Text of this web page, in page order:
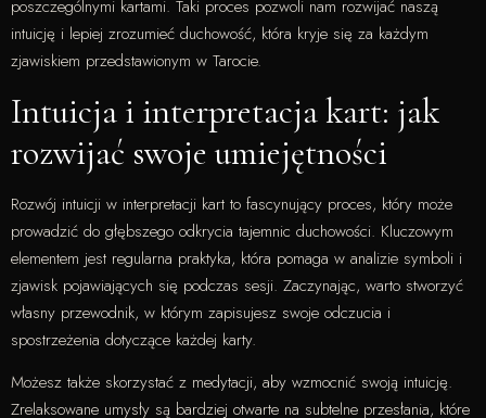
poszczególnymi kartami. Taki proces pozwoli nam rozwijać naszą
intuicję i lepiej zrozumieć duchowość, która kryje się za każdym
zjawiskiem przedstawionym w Tarocie.
Intuicja i interpretacja kart: jak
rozwijać swoje umiejętności
Rozwój intuicji w interpretacji kart to fascynujący proces, który może
prowadzić do głębszego odkrycia tajemnic duchowości. Kluczowym
elementem jest regularna praktyka, która pomaga w analizie symboli i
zjawisk pojawiających się podczas sesji. Zaczynając, warto stworzyć
własny przewodnik, w którym zapisujesz swoje odczucia i
spostrzeżenia dotyczące każdej karty.
Możesz także skorzystać z medytacji, aby wzmocnić swoją intuicję.
Zrelaksowane umysły są bardziej otwarte na subtelne przesłania, które